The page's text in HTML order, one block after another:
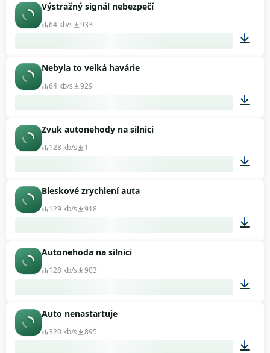
Výstražný signál nebezpečí
64 kb/s 933
Nebyla to velká havárie
64 kb/s 929
Zvuk autonehody na silnici
128 kb/s 1
Bleskové zrychlení auta
129 kb/s 918
Autonehoda na silnici
128 kb/s 903
Auto nenastartuje
320 kb/s 895